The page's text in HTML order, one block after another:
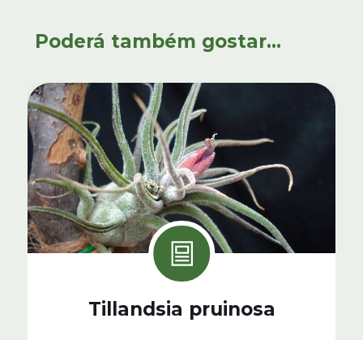
Poderá também gostar...
Tillandsia pruinosa